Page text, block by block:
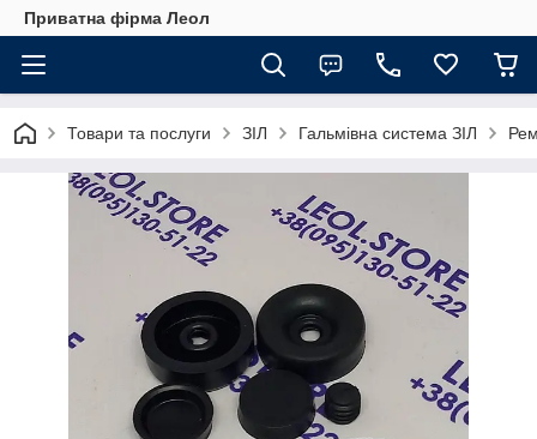
Приватна фірма Леол
Товари та послуги ЗІЛ Гальмівна система ЗІЛ